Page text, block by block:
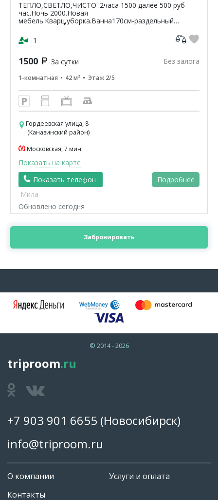
ТЕПЛО,СВЕТЛО,ЧИСТО .2часа 1500 далее 500 руб
час.Ночь 2000.Новая
мебель.Кварц,уборка.Ванна170см-раздельный
кв-42м2.ЦУМ,Шайба,Аптеки,банкомат-Сбербанк
ВТБ,Пятерочка.Чи...
1
1500 За сутки Без залога
1-комнатная 42 м² Этаж 2/5
Гордеевская улица, 8
(Канавинский район)
Московская, 7 мин.
Показать на карте
Показать телефон
Подробнее
Мила
Обновлено сегодня
Забронировать
© 2014 - 2026
triproom.ru
+7 903 901 6655 (Новосибирск)
info@triproom.ru
О компании
Контакты
Услуги и оплата